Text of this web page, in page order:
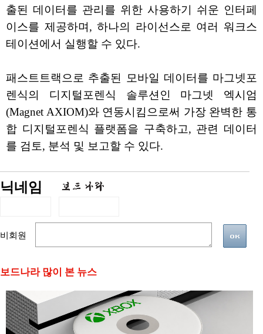
출된 데이터를 관리를 위한 사용하기 쉬운 인터페
이스를 제공하며, 하나의 라이선스로 여러 워크스
테이션에서 실행할 수 있다.
패스트트랙으로 추출된 모바일 데이터를 마그넷포
렌식의 디지털포렌식 솔루션인 마그넷 엑시엄
(Magnet AXIOM)와 연동시킴으로써 가장 완벽한 통
합 디지털포렌식 플랫폼을 구축하고, 관련 데이터
를 검토, 분석 및 보고할 수 있다.
닉네임
비회원
보드나라 많이 본 뉴스